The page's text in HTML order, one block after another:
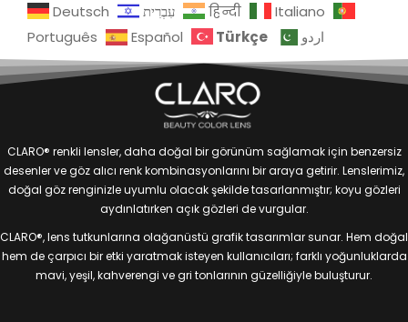
Deutsch
עִבְרִית हिन्दी
Italiano
Português
Español Türkçe اردو
CLARO® renkli lensler, daha doğal bir görünüm sağlamak için benzersiz
desenler ve göz alıcı renk kombinasyonlarını bir araya getirir. Lenslerimiz,
doğal göz renginizle uyumlu olacak şekilde tasarlanmıştır; koyu gözleri
aydınlatırken açık gözleri de vurgular.
CLARO®, lens tutkunlarına olağanüstü grafik tasarımlar sunar. Hem doğal
hem de çarpıcı bir etki yaratmak isteyen kullanıcıları; farklı yoğunluklarda
mavi, yeşil, kahverengi ve gri tonlarının güzelliğiyle buluşturur.